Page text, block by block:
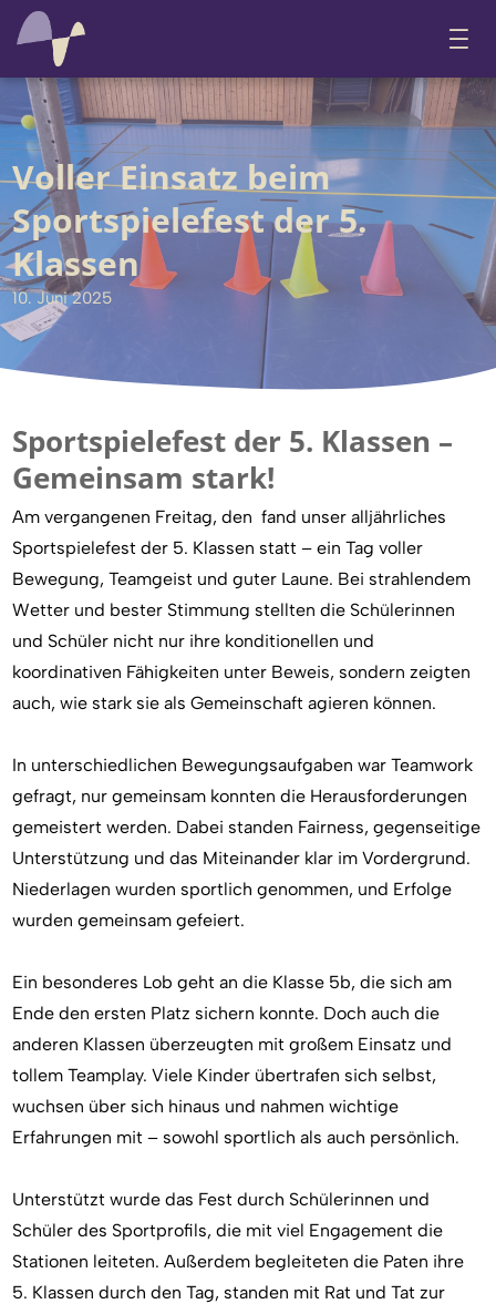
Voller Einsatz beim
Sportspielefest der 5.
Klassen
10. Juni 2025
Sportspielefest der 5. Klassen –
Gemeinsam stark!
Am vergangenen Freitag, den fand unser alljährliches
Sportspielefest der 5. Klassen statt – ein Tag voller
Bewegung, Teamgeist und guter Laune. Bei strahlendem
Wetter und bester Stimmung stellten die Schülerinnen
und Schüler nicht nur ihre konditionellen und
koordinativen Fähigkeiten unter Beweis, sondern zeigten
auch, wie stark sie als Gemeinschaft agieren können.
In unterschiedlichen Bewegungsaufgaben war Teamwork
gefragt, nur gemeinsam konnten die Herausforderungen
gemeistert werden. Dabei standen Fairness, gegenseitige
Unterstützung und das Miteinander klar im Vordergrund.
Niederlagen wurden sportlich genommen, und Erfolge
wurden gemeinsam gefeiert.
Ein besonderes Lob geht an die Klasse 5b, die sich am
Ende den ersten Platz sichern konnte. Doch auch die
anderen Klassen überzeugten mit großem Einsatz und
tollem Teamplay. Viele Kinder übertrafen sich selbst,
wuchsen über sich hinaus und nahmen wichtige
Erfahrungen mit – sowohl sportlich als auch persönlich.
Unterstützt wurde das Fest durch Schülerinnen und
Schüler des Sportprofils, die mit viel Engagement die
Stationen leiteten. Außerdem begleiteten die Paten ihre
5. Klassen durch den Tag, standen mit Rat und Tat zur